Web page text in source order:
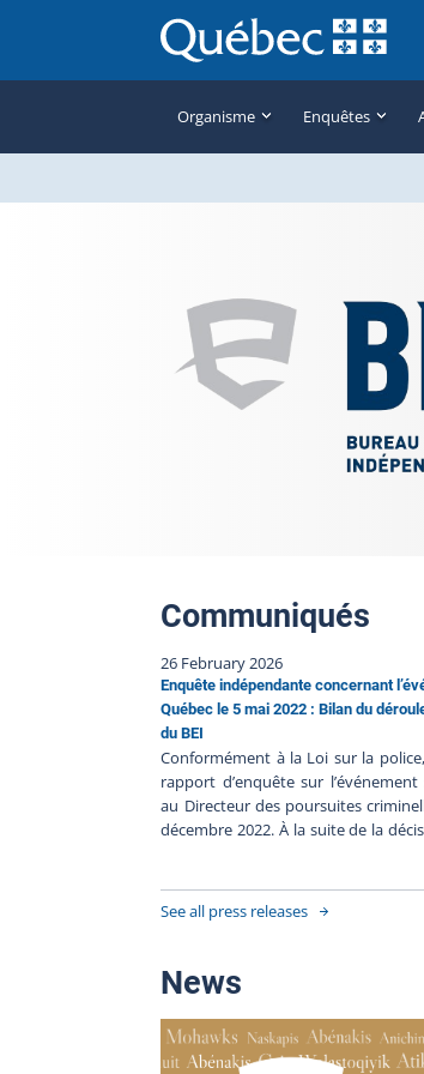
Organisme Enquêtes
Communiqués
26 February 2026
Enquête indépendante concernant
Québec le 5 mai 2022 : Bilan du
du BEI
Conformément à la Loi sur la
rapport d’enquête sur
au Directeur des poursuites
décembre 2022. À la suite de la
220506-001. Les procédures
le BEI publie son bilan de
Résumé de l’événement Le 5 mai
été gravement blessée lors
impliquant Service de police de
(SPVQ). La trame factuelle de cet
dans le communiqué du
See all press releases
News